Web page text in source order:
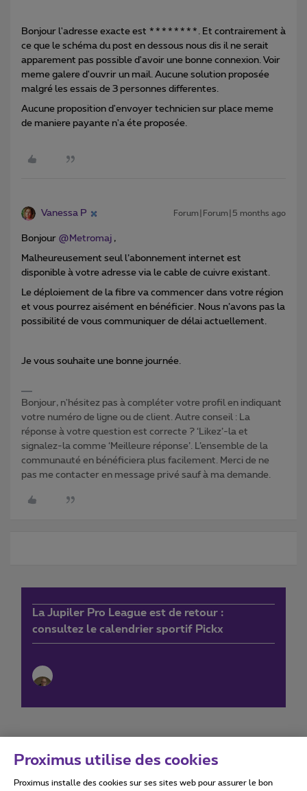
Bonjour l'adresse exacte est ********. Et contrairement à
ce que le schéma du post en dessous nous dis il ne serait
apparement pas possible d'avoir une bonne connexion. Voir
meme galere d'ouvrir un mail. Aucune solution proposée
malgré les essais de 3 personnes differentes.
Aucune proposition d'envoyer technicien sur place meme
de maniere payante n'a éte proposée.
Vanessa P Forum|Forum|5 months ago
Bonjour ​ @Metromaj ,
Malheureusement seul l’abonnement internet est
disponible à votre adresse via le cable de cuivre existant.
Le déploiement de la fibre va commencer dans votre région
et vous pourrez aisément en bénéficier. Nous n’avons pas la
possibilité de vous communiquer de délai actuellement.
Je vous souhaite une bonne journée.
Bonjour, n'hésitez pas à compléter votre profil en indiquant
votre numéro de ligne ou de client. Autre conseil : La
réponse à votre question est correcte ? ‘Likez’-la et
signalez-la comme ‘Meilleure réponse’. L’ensemble de la
communauté en bénéficiera plus facilement. Merci de ne
pas me contacter en message privé sauf à ma demande.
La Jupiler Pro League est de retour :
consultez le calendrier sportif Pickx
Proximus utilise des cookies
Proximus installe des cookies sur ses sites web pour assurer le bon